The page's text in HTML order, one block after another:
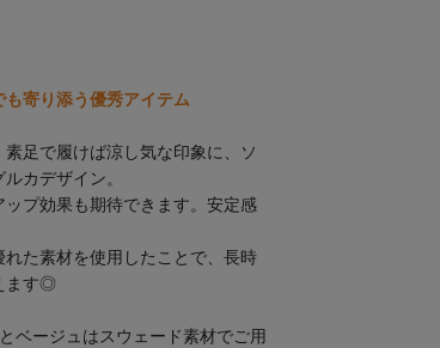
も寄 り添う優秀アイテム
足で履けば涼し気な印象に、ソ
カデザイン。
プ効果も期待できます。安定感
た素材を使用したことで、長時
ます◎
ベージュはスウェード素材でご用